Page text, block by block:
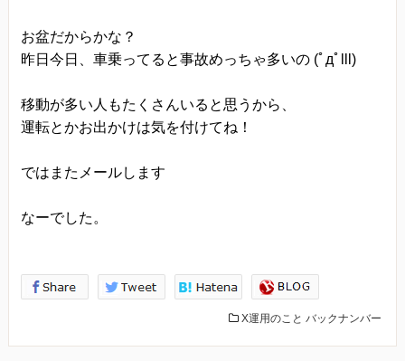
お盆だからかな？
昨日今日、車乗ってると事故めっちゃ多いの (ﾟдﾟlll)
移動が多い人もたくさんいると思うから、
運転とかお出かけは気を付けてね！
ではまたメールします
なーでした。
X運用のこと バックナンバー